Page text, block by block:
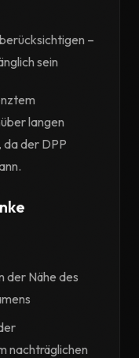
–
sein
langen
da der DPP
der Nähe des
nachträglichen